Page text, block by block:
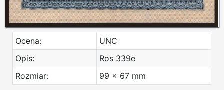
Ocena:
UNC
Opis:
Ros 339e
Rozmiar:
99 x 67 mm